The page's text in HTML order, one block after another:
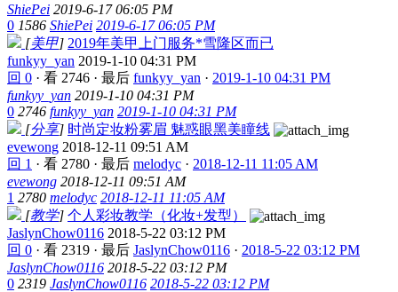
ShiePei 2019-6-17 06:05 PM
0 1586 ShiePei 2019-6-17 06:05 PM
[美甲] 2019年美甲上门服务*雪隆区而已
funkyy_yan 2019-1-10 04:31 PM
回 0 · 看 2746 · 最后 funkyy_yan · 2019-1-10 04:31 PM
funkyy_yan 2019-1-10 04:31 PM
0 2746 funkyy_yan 2019-1-10 04:31 PM
[分享] 时尚定妆粉雾眉 魅惑眼黑美瞳线
evewong 2018-12-11 09:51 AM
回 1 · 看 2780 · 最后 melodyc · 2018-12-11 11:05 AM
evewong 2018-12-11 09:51 AM
1 2780 melodyc 2018-12-11 11:05 AM
[教学] 个人彩妆教学（化妆+发型）
JaslynChow0116 2018-5-22 03:12 PM
回 0 · 看 2319 · 最后 JaslynChow0116 · 2018-5-22 03:12 PM
JaslynChow0116 2018-5-22 03:12 PM
0 2319 JaslynChow0116 2018-5-22 03:12 PM